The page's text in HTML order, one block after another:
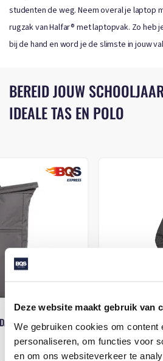
Deze website maakt gebruik van
We gebruiken cookies om content
personaliseren, om functies voor
en om ons websiteverkeer te
studenten de weg. Neem overal je laptop
rugzak van Halfar® met laptopvak. Zo heb
bij de hand en word je de slimste in jouw
BEREID JOUW
IDEALE TAS EN POLO
8021 LADIES SWEAT